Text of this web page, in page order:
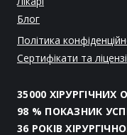
Блог
Політика
Сертифікати та
35000 ХІРУРГІЧНИХ
98 % ПОКАЗНИК
36 РОКІВ